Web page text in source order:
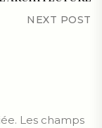
NEXT POST
Les champs